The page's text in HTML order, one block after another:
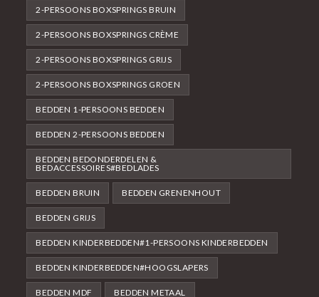
2-PERSOONS BOXSPRINGS BRUIN
2-PERSOONS BOXSPRINGS CRÈME
2-PERSOONS BOXSPRINGS GRIJS
2-PERSOONS BOXSPRINGS GROEN
BEDDEN 1-PERSOONS BEDDEN
BEDDEN 2-PERSOONS BEDDEN
BEDDEN BEDONDERDELEN &
BEDACCESSOIRES#BEDLADES
BEDDEN BRUIN BEDDEN GRENENHOUT
BEDDEN GRIJS
BEDDEN KINDERBEDDEN#1-PERSOONS KINDERBEDDEN
BEDDEN KINDERBEDDEN#HOOGSLAPERS
BEDDEN MDF BEDDEN METAAL